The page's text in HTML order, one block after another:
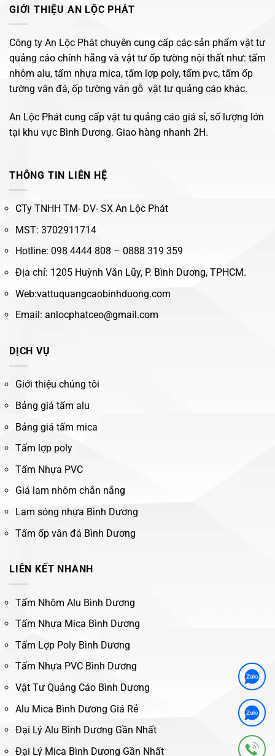
GIỚI THIỆU AN LỘC PHÁT
Công ty An Lộc Phát chuyên cung cấp các sản phẩm vật tư
quảng cáo chính hãng và vật tư ốp tường nội thất như: tấm
nhôm alu, tấm nhựa mica, tấm lợp poly, tấm pvc, tấm ốp
tường vân đá, ốp tường vân gỗ vật tư quảng cáo khác.
An Lộc Phát cung cấp vật tu quảng cáo giá sỉ, số lượng lớn
tại khu vực Bình Dương. Giao hàng nhanh 2H.
THÔNG TIN LIÊN HỆ
CTy TNHH TM- DV- SX An Lộc Phát
MST: 3702911714
Hotline: 098 4444 808 – 0888 319 359
Địa chỉ: 1205 Huỳnh Văn Lũy, P. Bình Dương, TPHCM.
Web:vattuquangcaobinhduong.com
Email: anlocphatceo@gmail.com
DỊCH VỤ
Giới thiệu chúng tôi
Bảng giá tấm alu
Bảng giá tấm mica
Tấm lợp poly
Tấm Nhựa PVC
Giá lam nhôm chắn nắng
Lam sóng nhựa Bình Dương
Tấm ốp vân đá Bình Dương
LIÊN KẾT NHANH
Tấm Nhôm Alu Bình Dương
Tấm Nhựa Mica Bình Dương
Tấm Lợp Poly Bình Dương
Tấm Nhựa PVC Bình Dương
Vật Tư Quảng Cáo Bình Dương
Alu Mica Bình Dương Giá Rẻ
Đại Lý Alu Bình Dương Gần Nhất
Đại Lý Mica Bình Dương Gần Nhất